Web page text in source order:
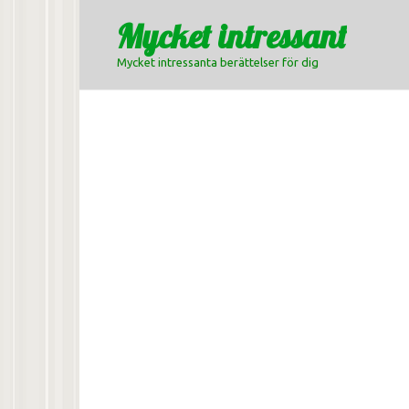
Mycket intressant
Mycket intressanta berättelser för dig